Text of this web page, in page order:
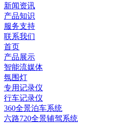
新闻资讯
产品知识
服务支持
联系我们
首页
产品展示
智能流媒体
氛围灯
专用记录仪
行车记录仪
360全景泊车系统
六路720全景辅驾系统